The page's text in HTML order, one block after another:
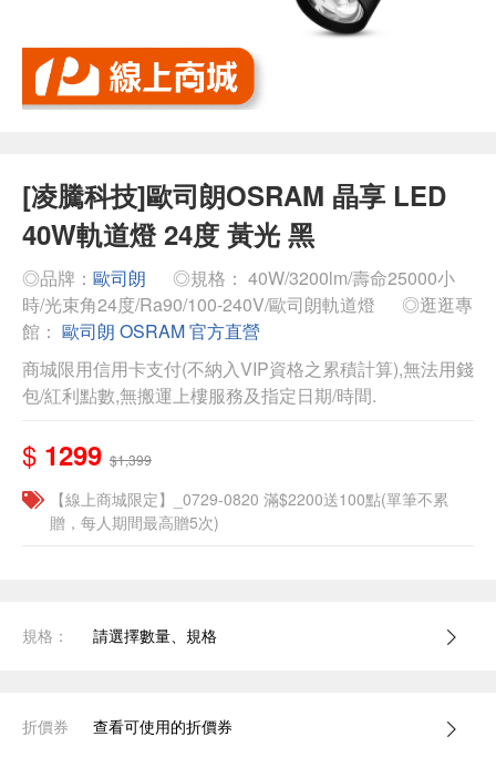
[凌騰科技]歐司朗OSRAM 晶享 LED
40W軌道燈 24度 黃光 黑
◎品牌： 歐司朗
◎規格： 40W/3200lm/壽命25000小
時/光束角24度/Ra90/100-240V/歐司朗軌道燈
◎逛逛專
館： 歐司朗 OSRAM 官方直營
商城限用信用卡支付(不納入VIP資格之累積計算),無法用錢
包/紅利點數,無搬運上樓服務及指定日期/時間.
$ 1299 $1,399
【線上商城限定】_0729-0820 滿$2200送100點(單筆不累
贈，每人期間最高贈5次)
規格： 請選擇數量、規格
折價券 查看可使用的折價券